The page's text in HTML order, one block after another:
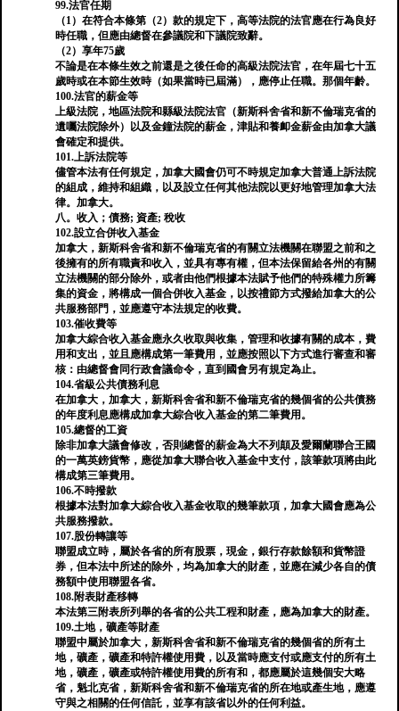
99.法官任期
（1）在符合本條第（2）款的規定下，高等法院的法官應在行為良好
時任職，但應由總督在參議院和下議院致辭。
（2）享年75歲
不論是在本條生效之前還是之後任命的高級法院法官，在年屆七十五
歲時或在本節生效時（如果當時已屆滿），應停止任職。那個年齡。
100.法官的薪金等
上級法院，地區法院和縣級法院法官（新斯科舍省和新不倫瑞克省的
遺囑法院除外）以及金鐘法院的薪金，津貼和養卹金薪金由加拿大議
會確定和提供。
101.上訴法院等
儘管本法有任何規定，加拿大國會仍可不時規定加拿大普通上訴法院
的組成，維持和組織，以及設立任何其他法院以更好地管理加拿大法
律。加拿大。
八。收入；債務; 資產; 稅收
102.設立合併收入基金
加拿大，新斯科舍省和新不倫瑞克省的有關立法機關在聯盟之前和之
後擁有的所有職責和收入，並具有專有權，但本法保留給各州的有關
立法機關的部分除外，或者由他們根據本法賦予他們的特殊權力所籌
集的資金，將構成一個合併收入基金，以按禮節方式撥給加拿大的公
共服務部門，並應遵守本法規定的收費。
103.催收費等
加拿大綜合收入基金應永久收取與收集，管理和收據有關的成本，費
用和支出，並且應構成第一筆費用，並應按照以下方式進行審查和審
核：由總督會同行政會議命令，直到國會另有規定為止。
104.省級公共債務利息
在加拿大，加拿大，新斯科舍省和新不倫瑞克省的幾個省的公共債務
的年度利息應構成加拿大綜合收入基金的第二筆費用。
105.總督的工資
除非加拿大議會修改，否則總督的薪金為大不列顛及愛爾蘭聯合王國
的一萬英鎊貨幣，應從加拿大聯合收入基金中支付，該筆款項將由此
構成第三筆費用。
106.不時撥款
根據本法對加拿大綜合收入基金收取的幾筆款項，加拿大國會應為公
共服務撥款。
107.股份轉讓等
聯盟成立時，屬於各省的所有股票，現金，銀行存款餘額和貨幣證
券，但本法中所述的除外，均為加拿大的財產，並應在減少各自的債
務額中使用聯盟各省。
108.附表財產移轉
本法第三附表所列舉的各省的公共工程和財產，應為加拿大的財產。
109.土地，礦產等財產
聯盟中屬於加拿大，新斯科舍省和新不倫瑞克省的幾個省的所有土
地，礦產，礦產和特許權使用費，以及當時應支付或應支付的所有土
地，礦產，礦產或特許權使用費的所有和，都應屬於這幾個安大略
省，魁北克省，新斯科舍省和新不倫瑞克省的所在地或產生地，應遵
守與之相關的任何信託，並享有該省以外的任何利益。